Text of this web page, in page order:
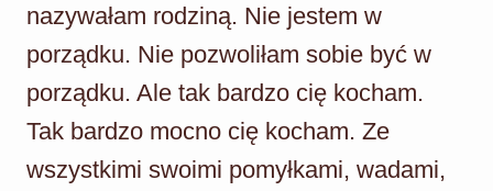
nazywałam rodziną. Nie jestem w
porządku. Nie pozwoliłam sobie być w
porządku. Ale tak bardzo cię kocham.
Tak bardzo mocno cię kocham. Ze
wszystkimi swoimi pomyłkami, wadami,